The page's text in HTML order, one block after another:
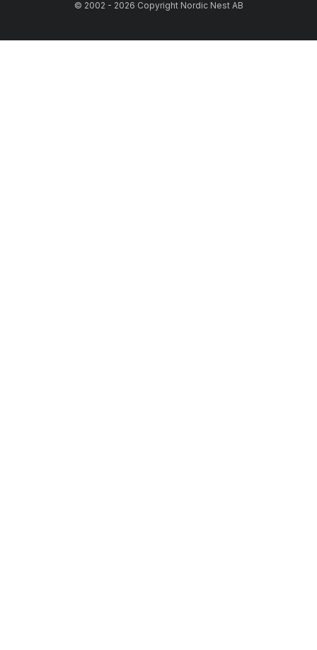
© 2002 - 2026 Copyright Nordic Nest AB